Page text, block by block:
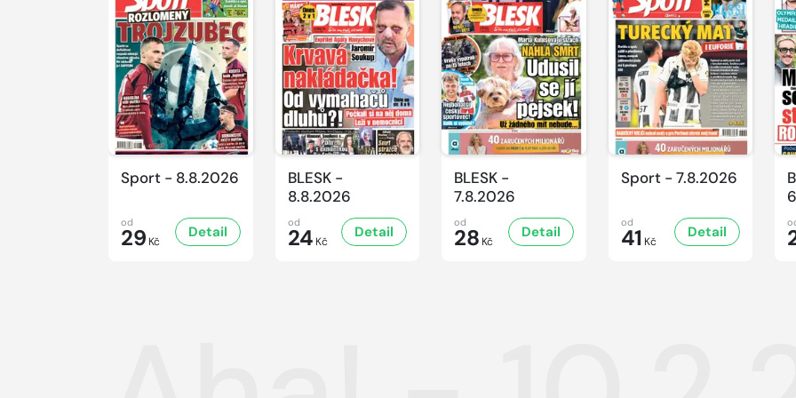
Sport - 8.8.2026
od
29 Kč
Detail
BLESK -
8.8.2026
od
24 Kč
Detail
BLESK -
7.8.2026
od
28 Kč
Detail
Sport - 7.8.2026
od
41 Kč
Detail